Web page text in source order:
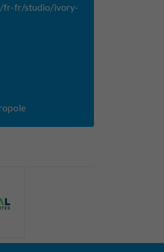
fr-fr/studio/ivory-